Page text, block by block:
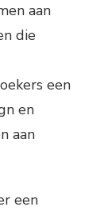
aan
die
een
en
aan
een